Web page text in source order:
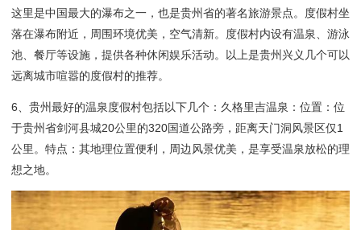
这里是中国最大的瀑布之一，也是贵州省的著名旅游景点。度假村坐
落在瀑布附近，周围环境优美，空气清新。度假村内设有温泉、游泳
池、餐厅等设施，提供各种休闲娱乐活动。以上是贵州兴义几个可以
远离城市喧嚣的度假村的推荐。
6、贵州最好的温泉度假村包括以下几个：久格里吉温泉：位置：位
于贵州省剑河县城20公里的320国道公路旁，距离天门洞风景区仅1
公里。特点：其地理位置便利，周边风景优美，是享受温泉放松的理
想之地。